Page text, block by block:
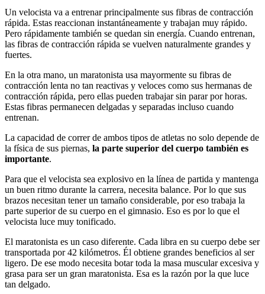
Un velocista va a entrenar principalmente sus fibras de contracción
rápida. Estas reaccionan instantáneamente y trabajan muy rápido.
Pero rápidamente también se quedan sin energía. Cuando entrenan,
las fibras de contracción rápida se vuelven naturalmente grandes y
fuertes.
En la otra mano, un maratonista usa mayormente su fibras de
contracción lenta no tan reactivas y veloces como sus hermanas de
contracción rápida, pero ellas pueden trabajar sin parar por horas.
Estas fibras permanecen delgadas y separadas incluso cuando
entrenan.
La capacidad de correr de ambos tipos de atletas no solo depende de
la física de sus piernas, la parte superior del cuerpo también es
importante.
Para que el velocista sea explosivo en la línea de partida y mantenga
un buen ritmo durante la carrera, necesita balance. Por lo que sus
brazos necesitan tener un tamaño considerable, por eso trabaja la
parte superior de su cuerpo en el gimnasio. Eso es por lo que el
velocista luce muy tonificado.
El maratonista es un caso diferente. Cada libra en su cuerpo debe ser
transportada por 42 kilómetros. Él obtiene grandes beneficios al ser
ligero. De ese modo necesita botar toda la masa muscular excesiva y
grasa para ser un gran maratonista. Esa es la razón por la que luce
tan delgado.